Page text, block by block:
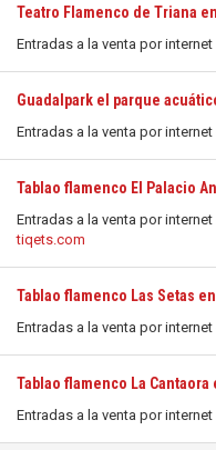
Teatro Flamenco de Triana
Entradas a la venta por
Guadalpark el parque
Entradas a la venta por
Tablao flamenco El Palacio
Entradas a la venta por internet
tiqets.com
Tablao flamenco Las Setas
Entradas a la venta por internet
Tablao flamenco La Cantaora
Entradas a la venta por internet